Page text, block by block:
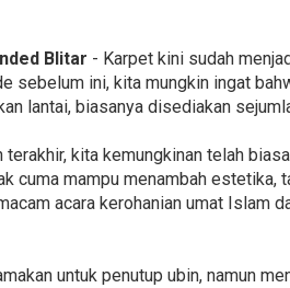
Blitar - Karpet kini sudah
sebelum ini, kita mungkin ingat
lantai, biasanya disediakan
terakhir, kita kemungkinan telah
cuma mampu menambah estetika,
acara kerohanian umat
untuk penutup ubin, namun